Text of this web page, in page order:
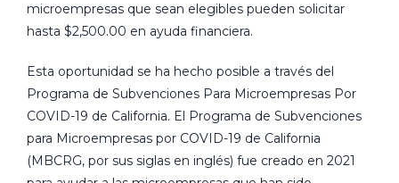
microempresas que sean elegibles pueden solicitar
hasta $2,500.00 en ayuda financiera.
Esta oportunidad se ha hecho posible a través del
Programa de Subvenciones Para Microempresas Por
COVID-19 de California. El Programa de Subvenciones
para Microempresas por COVID-19 de California
(MBCRG, por sus siglas en inglés) fue creado en 2021